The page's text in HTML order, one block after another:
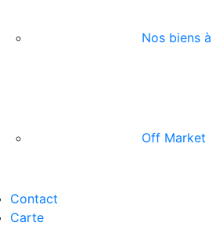
Nos biens à
Off Market
Contact
Carte